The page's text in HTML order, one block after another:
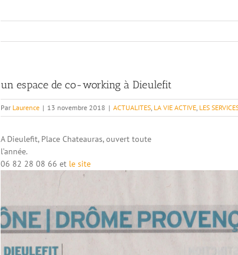
un espace de co-working à Dieulefit
Par Laurence | 13 novembre 2018 | ACTUALITES LA VIE ACTIVE LES
A Dieulefit, Place Chateauras, ouvert toute
l’année. Pour tous
06 82 28 08 66 et le site